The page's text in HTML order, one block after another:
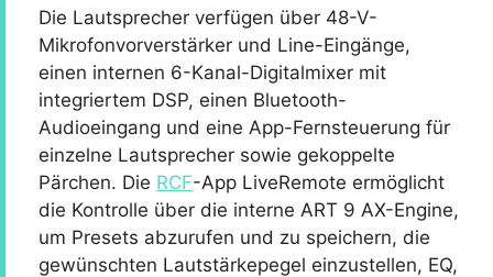
Die Lautsprecher verfügen über 48-V-
Mikrofonvorverstärker und Line-Eingänge,
einen internen 6-Kanal-Digitalmixer mit
integriertem DSP, einen Bluetooth-
Audioeingang und eine App-Fernsteuerung für
einzelne Lautsprecher sowie gekoppelte
Pärchen. Die RCF-App LiveRemote ermöglicht
die Kontrolle über die interne ART 9 AX-Engine,
um Presets abzurufen und zu speichern, die
gewünschten Lautstärkepegel einzustellen, EQ,